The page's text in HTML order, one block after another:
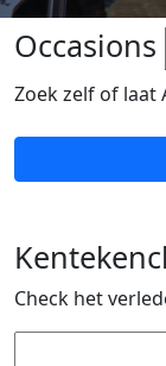
Occasions
Zoek zelf of laat
Check het